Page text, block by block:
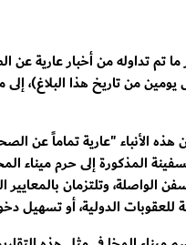
من تاريخ هذا البلاغ)، إلى
هذه الأنباء "عارية تماماً عن
المذكورة إلى حرم ميناء
وتلتزمان بالمعايير
الدولية، أو تسهيل